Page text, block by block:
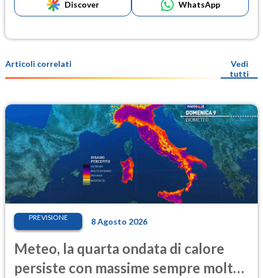
Discover WhatsApp
Articoli correlati
Vedi
tutti
PREVISIONE 8 Agosto 2026
Meteo, la quarta ondata di calore
persiste con massime sempre molto